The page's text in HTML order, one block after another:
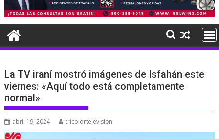
La TV iraní mostró imágenes de Isfahán este
viernes: «Aquí todo está completamente
normal»
abril 19, 2024 tricolortelevision